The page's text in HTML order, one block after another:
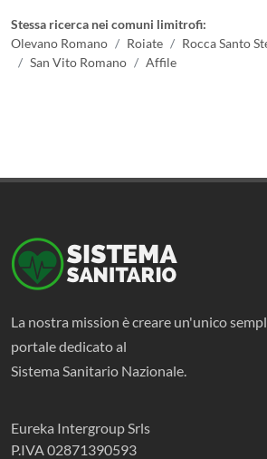
Stessa ricerca nei comuni limitrofi:
Olevano Romano
Roiate
Rocca Santo
San Vito Romano
Affile
La nostra mission è creare un'unico
portale dedicato al
Sistema Sanitario Nazionale.
Eureka Intergroup Srls
P.IVA 02871390593